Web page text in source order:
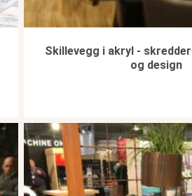
Skillevegg i akryl -
og design